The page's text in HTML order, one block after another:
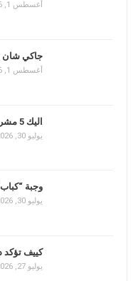
أغسطس 1, 2026
جاكي شان يخوض 4
أغسطس 1, 2026
اليك 5 مشروبات صيفية تمنحك الانتعاش
يوليو 30, 2026
وجبة
يوليو 30, 2026
كييف تؤكد
يوليو 27, 2026